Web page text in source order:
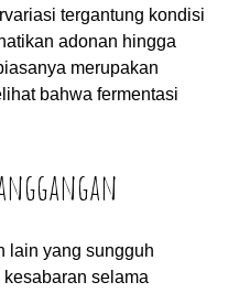
tergantung kondisi
adonan hingga
merupakan
bahwa fermentasi
lain yang sungguh
selama